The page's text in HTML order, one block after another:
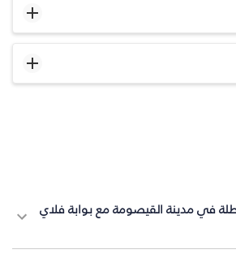
في مدينة القيصومة مع بوابة فلاي